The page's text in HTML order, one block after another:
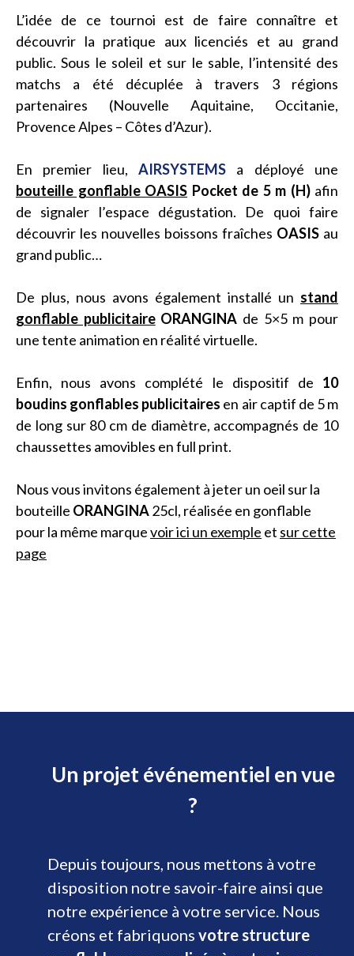
L’idée de ce tournoi est de faire connaître et
découvrir la pratique aux licenciés et au grand
public. Sous le soleil et sur le sable, l’intensité des
matchs a été décuplée à travers 3 régions
partenaires (Nouvelle Aquitaine, Occitanie,
Provence Alpes – Côtes d’Azur).
En premier lieu, AIRSYSTEMS a déployé une
bouteille gonflable OASIS Pocket de 5 m (H)afin
de signaler l’espace dégustation. De quoi faire
découvrir les nouvelles boissons fraîches OASIS au
grand public…
De plus, nous avons également installé un stand
gonflable publicitaire ORANGINA de 5×5 m pour
une tente animation en réalité virtuelle.
Enfin, nous avons complété le dispositif de 10
boudins gonflables publicitaires en air captif de 5 m
de long sur 80 cm de diamètre, accompagnés de 10
chaussettes amovibles en full print.
Nous vous invitons également à jeter un oeil sur la
bouteille ORANGINA25cl, réalisée en gonflable
pour la même marquevoir ici un exemple et sur cette
page
Un projet événementiel en vue
?
Depuis toujours, nous mettons à votre
disposition notre savoir-faire ainsi que
notre expérience à votre service. Nous
créons et fabriquons votre structure